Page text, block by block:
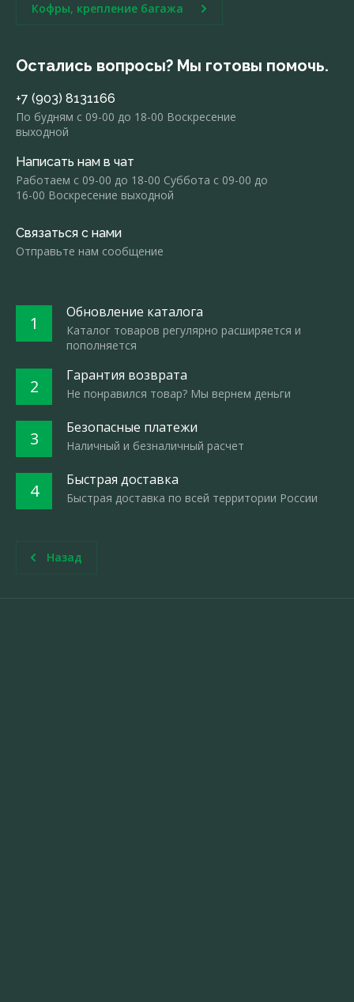
Кофры, крепление багажа
Остались вопросы? Мы готовы помочь.
+7 (903) 8131166
По будням с 09-00 до 18-00 Воскресение
выходной
Написать нам в чат
Работаем с 09-00 до 18-00 Суббота с 09-00 до
16-00 Воскресение выходной
Связаться с нами
Отправьте нам сообщение
1
Обновление каталога
Каталог товаров регулярно расширяется и
пополняется
2
Гарантия возврата
Не понравился товар? Мы вернем деньги
3
Безопасные платежи
Наличный и безналичный расчет
4
Быстрая доставка
Быстрая доставка по всей территории России
Назад